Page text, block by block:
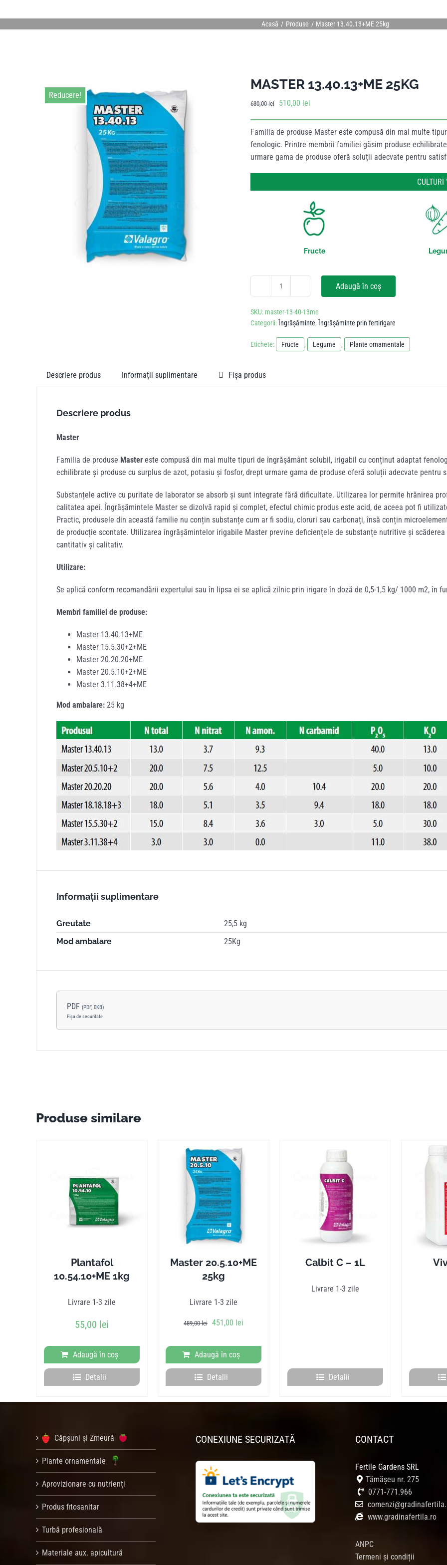
Acasă Produse Master 13.40.13+ME 25kg
Reducere!
MASTER 13.40.13+ME 25KG
630,00lei
Prețul
a
fost:
630,00 lei.
510,00 lei
este:
510,00 lei.
Familia de produse Master este compusă din mai multe
fenologic. Printre membrii familiei găsim produse
urmare gama de produse oferă soluții adecvate pentru
CULTURI
Fructe
Cantitate
13.40.13+ME
25kg
Adaugă în coș
SKU: master-13-40-13me
Categorii: Îngrășăminte, Îngrășăminte prin fertirigare
Etichete: Fructe , Legume , Plante ornamentale
Descriere produs Informații suplimentare Fișa produs
Descriere produs
Master
Familia de produse Mastereste compusă din mai multe tipuri de îngrășământ solubil, irigabil cu conținut adaptat
echilibrate și produse cu surplus de azot, potasiu și fosfor, drept urmare gama de produse oferă soluții adecvate
Substanțele active cu puritate de laborator se absorb și sunt integrate fără dificultate. Utilizarea lor permite hrănirea
calitatea apei. Îngrășămintele Master se dizolvă rapid și complet, efectul chimic produs este acid, de aceea pot fi
Practic, produsele din această familie nu conțin substanțe cum ar fi sodiu, cloruri sau carbonați, însă conțin
de producție scontate. Utilizarea îngrășămintelor irigabile Master previne deficiențele de substanțe nutritive și
cantitativ și calitativ.
Utilizare:
Se aplică conform recomandării expertului sau în lipsa ei se aplică zilnic prin irigare în doză de 0,5-1,5 kg/ 1000 m2, în
Membri familiei de produse:
Master 13.40.13+ME
Master 15.5.30+2+ME
Master 20.20.20+ME
Master 20.5.10+2+ME
Master 3.11.38+4+ME
Mod ambalare:25 kg
Informații suplimentare
Greutate
25,5 kg
Mod ambalare
25Kg
PDF (PDF, 0KB)
Fișa de securitate
Produse similare
Plantafol
10.54.10+ME 1kg
Livrare 1-3 zile
55,00 lei
Adaugă în coș
Detalii
Master 20.5.10+ME
25kg
Livrare 1-3 zile
489,00lei Prețul
a
fost:
489,00 lei.
451,00 lei
este:
451,00 lei.
Adaugă în coș
Detalii
Calbit C – 1L
Livrare 1-3 zile
Detalii
Căpșuni și Zmeură
Plante ornamentale
Aprovizionare cu nutrienți
Produs fitosanitar
Turbă profesională
Materiale aux. apicultură
CONEXIUNE SECURIZATĂ CONTACT
Fertile Gardens SRL
Tămășeu nr. 275
0771-771.966
www.gradinafertila.ro
ANPC
Termeni și condiții